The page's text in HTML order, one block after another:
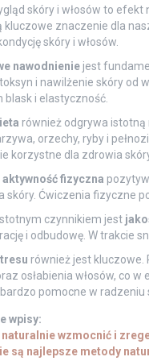
skóry i włosów to
kluczowe znaczenie dla
skóry i włosów.
nawodnieniejest
i nawilżenie skóry od
blask i elastyczność.
również odgrywa istotną
orzechy, ryby i
korzystne dla zdrowia
aktywność fizyczna
skóry. Ćwiczenia fizyczne
czynnikiem jest
i odbudowę. W trakcie
również jest kluczowe.
osłabienia włosów, co
pomocne w radzeniu
wpisy:
wzmocnić i
są najlepsze metody